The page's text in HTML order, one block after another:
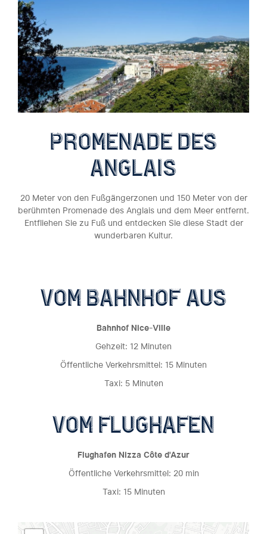
promenade des
anglais
20 Meter von den Fußgängerzonen und 150 Meter von der
berühmten Promenade des Anglais und dem Meer entfernt.
Entfliehen Sie zu Fuß und entdecken Sie diese Stadt der
wunderbaren Kultur.
vom bahnhof aus
Bahnhof Nice-Ville
Gehzeit: 12 Minuten
Öffentliche Verkehrsmittel: 15 Minuten
Taxi: 5 Minuten
vom flughafen
Flughafen Nizza Côte d'Azur
Öffentliche Verkehrsmittel: 20 min
Taxi: 15 Minuten